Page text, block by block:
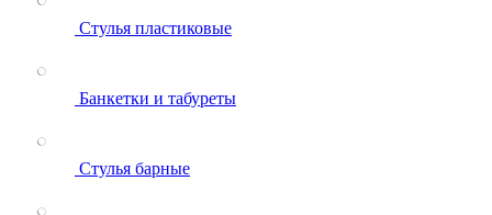
Стулья пластиковые
Банкетки и табуреты
Стулья барные